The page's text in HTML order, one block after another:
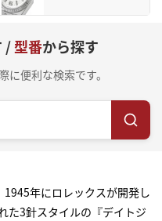
/型番から探す
に便利な検索です。
年にロレックスが開発し
た3針スタイルの『デイトジ